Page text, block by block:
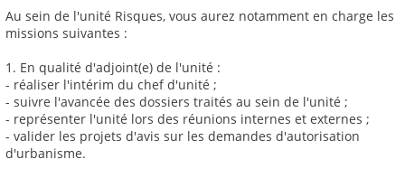
Au sein de l'unité Risques, vous aurez notamment en charge les
missions suivantes :
1. En qualité d'adjoint(e) de l'unité :
- réaliser l'intérim du chef d'unité ;
- suivre l'avancée des dossiers traités au sein de l'unité ;
- représenter l'unité lors des réunions internes et externes ;
- valider les projets d'avis sur les demandes d'autorisation
d'urbanisme.